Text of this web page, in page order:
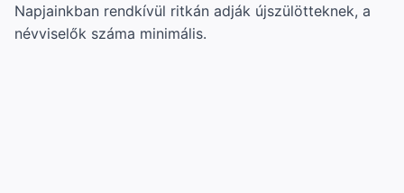
Napjainkban rendkívül ritkán adják újszülötteknek, a
névviselők száma minimális.